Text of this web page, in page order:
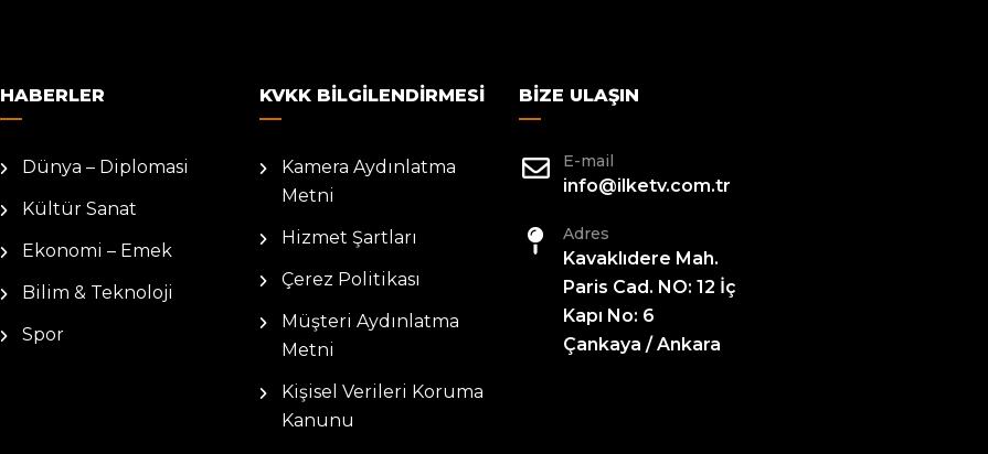
HABERLER
Dünya – Diplomasi
Kültür Sanat
Ekonomi – Emek
Bilim & Teknoloji
Spor
KVKK BILGILENDIRMESI
Kamera Aydınlatma
Metni
Hizmet Şartları
Çerez Politikası
Müşteri Aydınlatma
Metni
Kişisel Verileri Koruma
Kanunu
BIZE ULAŞIN
E-mail
info@ilketv.com.tr
Adres
Kavaklıdere Mah.
Paris Cad. NO: 12 İç
Kapı No: 6
Çankaya / Ankara